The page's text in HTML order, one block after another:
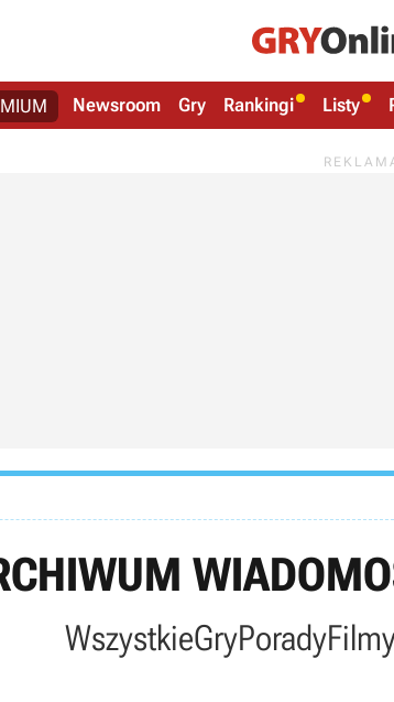
Newsroom Gry Rankingi Listy
WszystkieGryPorady